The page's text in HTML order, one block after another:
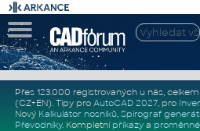
Přes 123.000 registrovaných u nás, celkem
(CZ+EN). Tipy pro AutoCAD 2027, pro
Nový Kalkulátor nosníků, Spirograf
Převodníky. Kompletní příkazya